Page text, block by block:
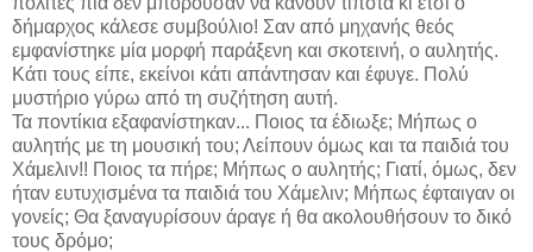
δήμαρχος κάλεσε συμβούλιο! Σαν από μηχανής θεός
εμφανίστηκε μία μορφή παράξενη και σκοτεινή, ο αυλητής.
Κάτι τους είπε, εκείνοι κάτι απάντησαν και έφυγε. Πολύ
μυστήριο γύρω από τη συζήτηση αυτή.
Τα ποντίκια εξαφανίστηκαν... Ποιος τα έδιωξε; Μήπως ο
αυλητής με τη μουσική του; Λείπουν όμως και τα παιδιά του
Χάμελιν!! Ποιος τα πήρε; Μήπως ο αυλητής; Γιατί, όμως, δεν
ήταν ευτυχισμένα τα παιδιά του Χάμελιν; Μήπως έφταιγαν οι
γονείς; Θα ξαναγυρίσουν άραγε ή θα ακολουθήσουν το δικό
τους δρόμο;